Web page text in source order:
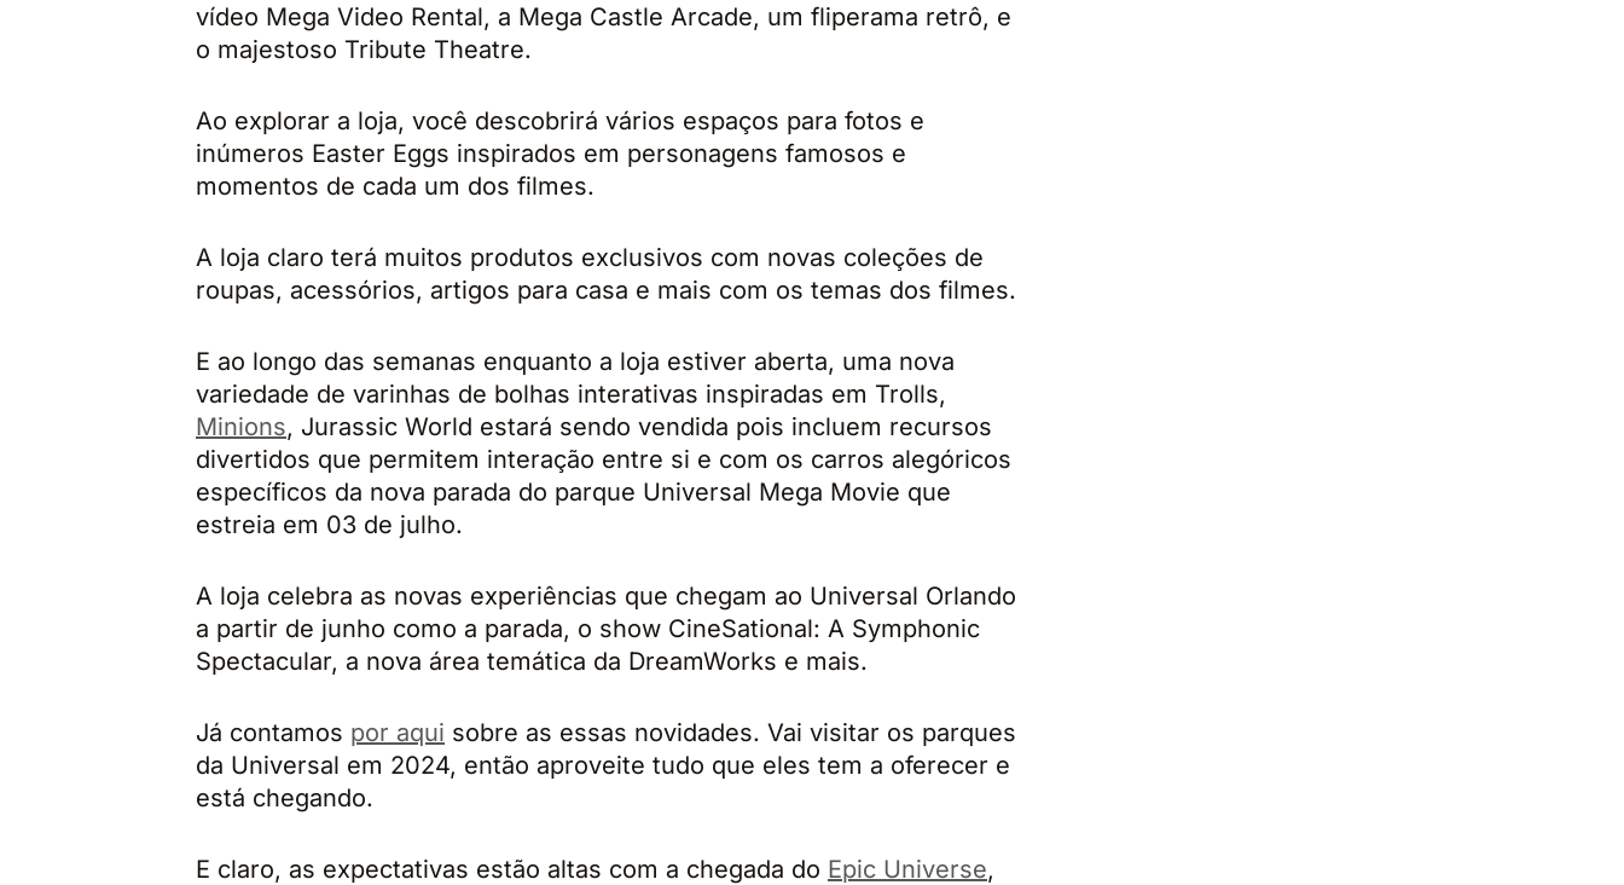
vídeo Mega Video Rental, a Mega Castle Arcade, um fliperama retrô, e
o majestoso Tribute Theatre.
Ao explorar a loja, você descobrirá vários espaços para fotos e
inúmeros Easter Eggs inspirados em personagens famosos e
momentos de cada um dos filmes.
A loja claro terá muitos produtos exclusivos com novas coleções de
roupas, acessórios, artigos para casa e mais com os temas dos filmes.
E ao longo das semanas enquanto a loja estiver aberta, uma nova
variedade de varinhas de bolhas interativas inspiradas em Trolls,
Minions, Jurassic World estará sendo vendida pois incluem recursos
divertidos que permitem interação entre si e com os carros alegóricos
específicos da nova parada do parque Universal Mega Movie que
estreia em 03 de julho.
A loja celebra as novas experiências que chegam ao Universal Orlando
a partir de junho como a parada, o show CineSational: A Symphonic
Spectacular, a nova área temática da DreamWorks e mais.
Já contamos por aqui sobre as essas novidades. Vai visitar os parques
da Universal em 2024, então aproveite tudo que eles tem a oferecer e
está chegando.
E claro, as expectativas estão altas com a chegada do Epic Universe,